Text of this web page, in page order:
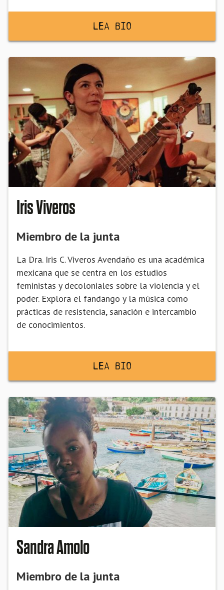
Lea BiO
Iris Viveros
Miembro de la junta
La Dra. Iris C. Viveros Avendaño es una académica
mexicana que se centra en los estudios
feministas y decoloniales sobre la violencia y el
poder. Explora el fandango y la música como
prácticas de resistencia, sanación e intercambio
de conocimientos.
Lea BiO
Sandra Amolo
Miembro de la junta